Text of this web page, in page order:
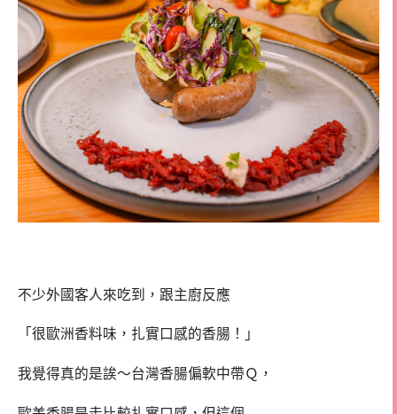
不少外國客人來吃到，跟主廚反應
「很歐洲香料味，扎實口感的香腸！」
我覺得真的是誒～台灣香腸偏軟中帶Ｑ，